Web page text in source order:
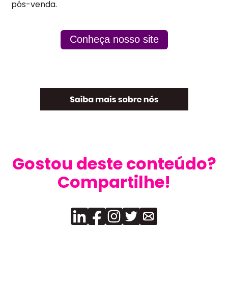
pós-venda.
Conheça nosso site
Gostou deste conteúdo?
Compartilhe!